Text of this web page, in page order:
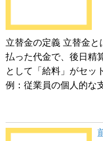
立替金の定義 立替金
払った代金で、後日精
として「給料」がセッ
例：従業員の個人的